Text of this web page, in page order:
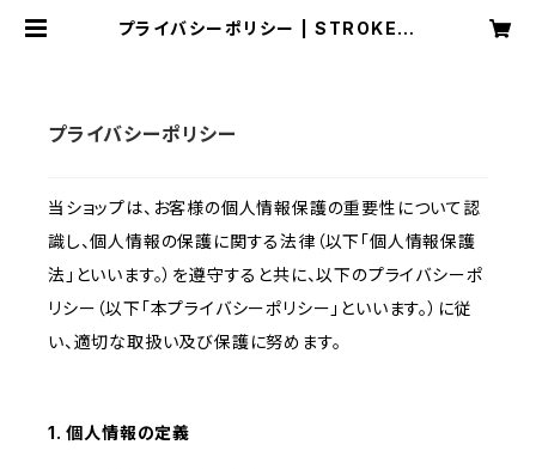
プライバシーポリシー | STROKE O
プライバシーポリシー
当ショップは、お客様の個人情報保護の重要性について認
識し、個人情報の保護に関する法律（以下「個人情報保護
法」といいます。）を遵守すると共に、以下のプライバシーポ
リシー（以下「本プライバシーポリシー」といいます。）に従
い、適切な取扱い及び保護に努めます。
1. 個人情報の定義